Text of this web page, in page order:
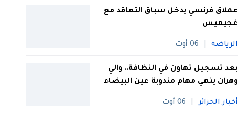
عملاق فرنسي يدخل سباق التعاقد مع
غجيميس
الرياضة 06 أوت
بعد تسجيل تهاون في النظافة.. والي
وهران ينهي مهام مندوبة عين البيضاء
أخبار الجزائر 06 أوت